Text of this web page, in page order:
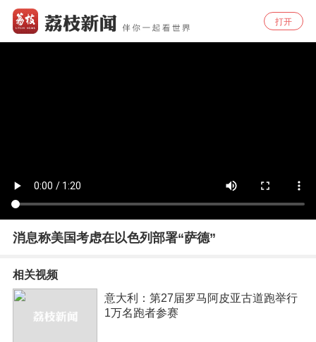
打开
消息称美国考虑在以色列部署“萨德”
相关视频
意大利：第27届罗马阿皮亚古道跑举行
1万名跑者参赛